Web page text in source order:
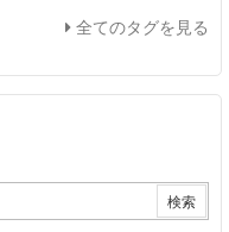
全てのタグを見る